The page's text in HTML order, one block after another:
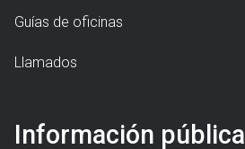
Guías de oficinas
Llamados
Información pública